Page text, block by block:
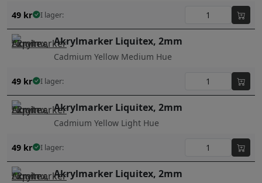
49 kr I lager:
Akrylmarker Liquitex, 2mm
Cadmium Yellow Medium Hue
49 kr I lager:
Akrylmarker Liquitex, 2mm
Cadmium Yellow Light Hue
49 kr I lager:
Akrylmarker Liquitex, 2mm